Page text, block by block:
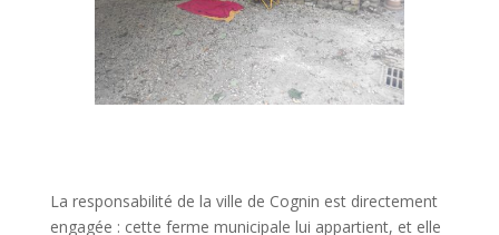
La responsabilité de la ville de Cognin est directement
engagée : cette ferme municipale lui appartient, et elle